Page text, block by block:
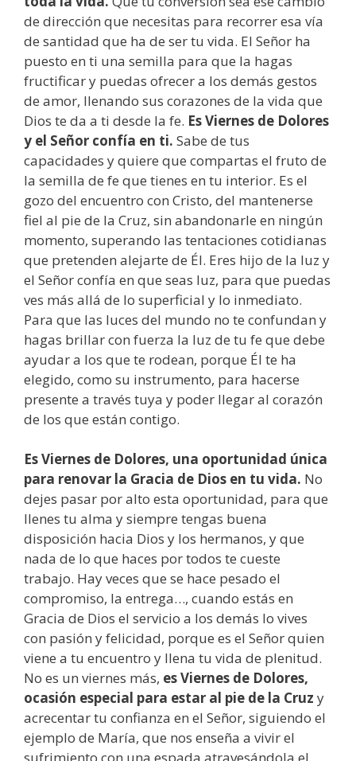
de dirección que necesitas para recorrer esa vía
de santidad que ha de ser tu vida. El Señor ha
puesto en ti una semilla para que la hagas
fructificar y puedas ofrecer a los demás gestos
de amor, llenando sus corazones de la vida que
Dios te da a ti desde la fe. Es Viernes de Dolores
y el Señor confía en ti. Sabe de tus
capacidades y quiere que compartas el fruto de
la semilla de fe que tienes en tu interior. Es el
gozo del encuentro con Cristo, del mantenerse
fiel al pie de la Cruz, sin abandonarle en ningún
momento, superando las tentaciones cotidianas
que pretenden alejarte de Él. Eres hijo de la luz y
el Señor confía en que seas luz, para que puedas
ves más allá de lo superficial y lo inmediato.
Para que las luces del mundo no te confundan y
hagas brillar con fuerza la luz de tu fe que debe
ayudar a los que te rodean, porque Él te ha
elegido, como su instrumento, para hacerse
presente a través tuya y poder llegar al corazón
de los que están contigo.
Es Viernes de Dolores, una oportunidad única
para renovar la Gracia de Dios en tu vida. No
dejes pasar por alto esta oportunidad, para que
llenes tu alma y siempre tengas buena
disposición hacia Dios y los hermanos, y que
nada de lo que haces por todos te cueste
trabajo. Hay veces que se hace pesado el
compromiso, la entrega…, cuando estás en
Gracia de Dios el servicio a los demás lo vives
con pasión y felicidad, porque es el Señor quien
viene a tu encuentro y llena tu vida de plenitud.
No es un viernes más, es Viernes de Dolores,
ocasión especial para estar al pie de la Cruz y
acrecentar tu confianza en el Señor, siguiendo el
ejemplo de María, que nos enseña a vivir el